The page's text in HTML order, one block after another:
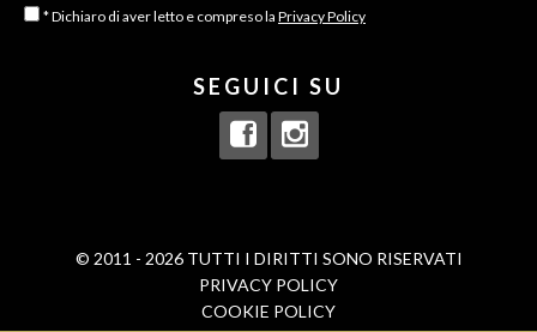
* Dichiaro di aver letto e compreso la Privacy Policy
SEGUICI SU
© 2011 - 2026 TUTTI I DIRITTI SONO RISERVATI
PRIVACY POLICY
COOKIE POLICY